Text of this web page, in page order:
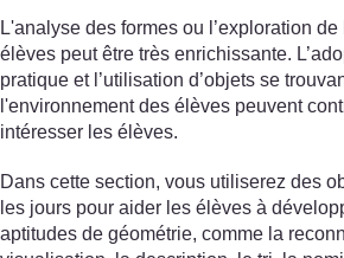
L'analyse des formes ou l’exploration
élèves peut être très enrichissante.
pratique et l’utilisation d’objets se
l'environnement des élèves peuvent
intéresser les élèves.
Dans cette section, vous utiliserez des
les jours pour aider les élèves à
aptitudes de géométrie, comme la